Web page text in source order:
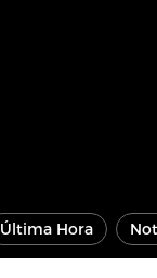
Última Hora